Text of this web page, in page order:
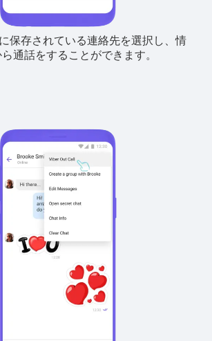
保存されている連絡先を選択し、情
通話をすることができます。